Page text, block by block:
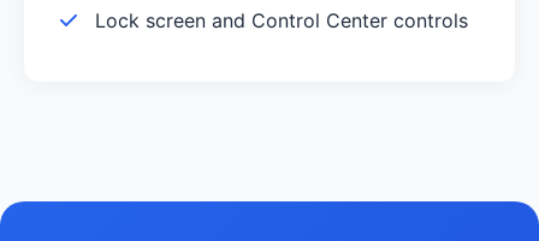
Lock screen and Control Center controls